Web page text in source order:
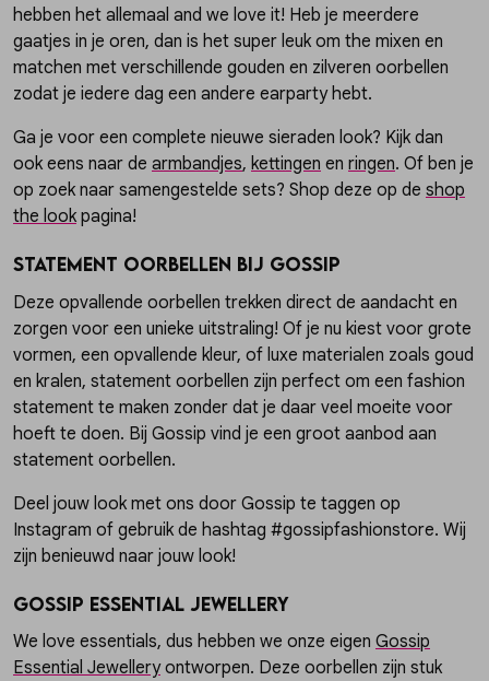
hebben het allemaal and we love it! Heb je meerdere
gaatjes in je oren, dan is het super leuk om the mixen en
matchen met verschillende gouden en zilveren oorbellen
zodat je iedere dag een andere earparty hebt.
Ga je voor een complete nieuwe sieraden look? Kijk dan
ook eens naar de armbandjes, kettingen en ringen. Of ben je
op zoek naar samengestelde sets? Shop deze op de shop
the look pagina!
Statement oorbellen bij Gossip
Deze opvallende oorbellen trekken direct de aandacht en
zorgen voor een unieke uitstraling! Of je nu kiest voor grote
vormen, een opvallende kleur, of luxe materialen zoals goud
en kralen, statement oorbellen zijn perfect om een fashion
statement te maken zonder dat je daar veel moeite voor
hoeft te doen. Bij Gossip vind je een groot aanbod aan
statement oorbellen.
Deel jouw look met ons door Gossip te taggen op
Instagram of gebruik de hashtag #gossipfashionstore. Wij
zijn benieuwd naar jouw look!
Gossip Essential Jewellery
We love essentials, dus hebben we onze eigen Gossip
Essential Jewelleryontworpen. Deze oorbellen zijn stuk